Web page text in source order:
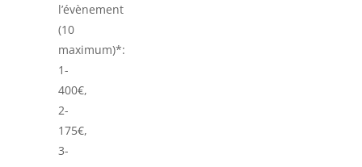
l’évènement
(10
maximum)*:
1-
400€,
2-
175€,
3-